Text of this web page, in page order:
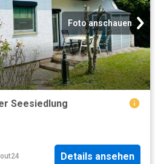
Foto anschauen
Seesiedlung
Details ansehen